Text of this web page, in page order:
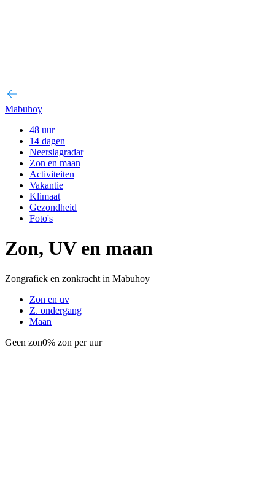
Mabuhoy
48 uur
14 dagen
Neerslagradar
Zon en maan
Activiteiten
Vakantie
Klimaat
Gezondheid
Foto's
Zon, UV en maan
Zongrafiek en zonkracht in Mabuhoy
Zon en uv
Z. ondergang
Maan
Geen zon0% zon per uur